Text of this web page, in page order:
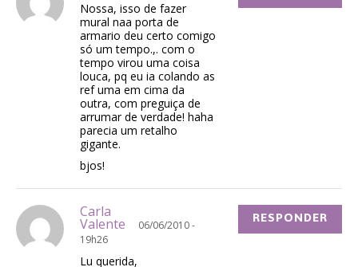
Nossa, isso de fazer
mural naa porta de
armario deu certo comigo
só um tempo.,. com o
tempo virou uma coisa
louca, pq eu ia colando as
ref uma em cima da
outra, com preguiça de
arrumar de verdade! haha
parecia um retalho
gigante.
bjos!
Carla
Valente
06/06/2010 -
19h26
Lu querida,
RESPONDER